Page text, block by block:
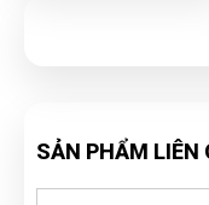
SẢN PHẨM LIÊN